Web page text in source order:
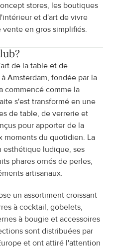
stores, les boutiques
et d'art de vivre
en gros simplifiés.
?
de la table et de
Amsterdam, fondée par la
commencé comme la
s'est transformé en une
de table, de verrerie et
pour apporter de la
moments du quotidien. La
esthétique ludique, ses
phares ornés de perles,
artisanaux.
un assortiment croissant
à cocktail, gobelets,
à bougie et accessoires
sont distribuées par
et ont attiré l'attention